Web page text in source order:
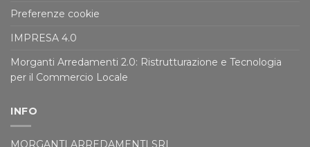
Preferenze cookie
IMPRESA 4.0
Morganti Arredamenti 2.0: Ristrutturazione e Tecnologia
per il Commercio Locale
INFO
MORGANTI ARREDAMENTI SRL